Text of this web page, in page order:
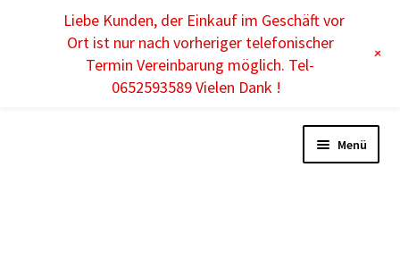
Menü
Liebe Kunden, der Einkauf im Geschäft vor
Ort ist nur nach vorheriger telefonischer
Termin Vereinbarung möglich. Tel-
0652593589 Vielen Dank !
+
DE